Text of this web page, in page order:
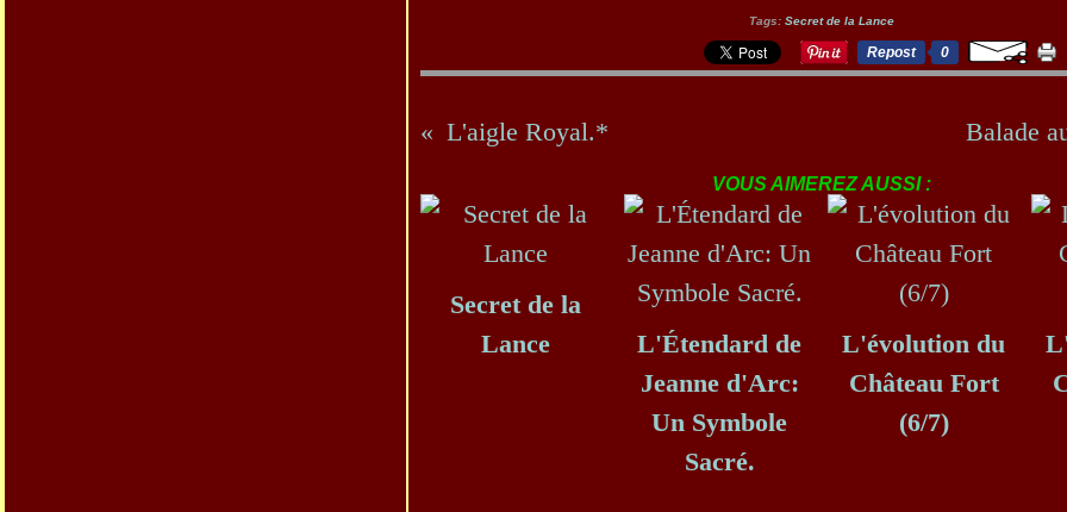
Tags: Secret de la Lance
Repost 0
L'aigle Royal.* Balade
VOUS AIMEREZ AUSSI :
Secret de la
Lance
L'Étendard de
Jeanne d'Arc:
Un Symbole
Sacré.
L'évolution du
Château Fort
(6/7)